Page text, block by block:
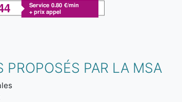
PROPOSÉS PAR LA MSA